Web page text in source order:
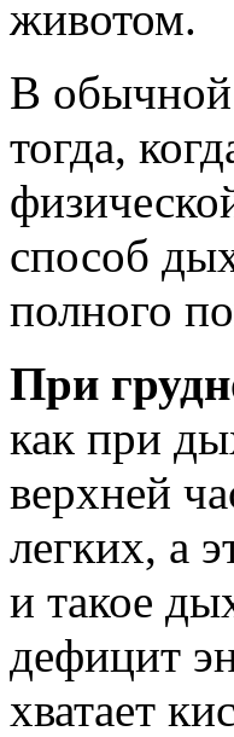
животом.
В обычной
тогда,
способ
полного
При
как при
верхней
легких, а
и такое
дефицит
хватает